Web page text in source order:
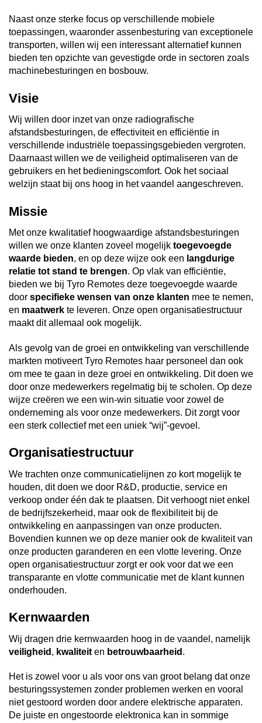
Naast onze sterke focus op verschillende mobiele
toepassingen, waaronder assenbesturing van exceptionele
transporten, willen wij een interessant alternatief kunnen
bieden ten opzichte van gevestigde orde in sectoren zoals
machinebesturingen en bosbouw.
Visie
Wij willen door inzet van onze radiografische
afstandsbesturingen, de effectiviteit en efficiëntie in
verschillende industriële toepassingsgebieden vergroten.
Daarnaast willen we de veiligheid optimaliseren van de
gebruikers en het bedieningscomfort. Ook het sociaal
welzijn staat bij ons hoog in het vaandel aangeschreven.
Missie
Met onze kwalitatief hoogwaardige afstandsbesturingen
willen we onze klanten zoveel mogelijk toegevoegde
waarde bieden, en op deze wijze ook een langdurige
relatie tot stand te brengen. Op vlak van efficiëntie,
bieden we bij Tyro Remotes deze toegevoegde waarde
door specifieke wensen van onze klanten mee te nemen,
en maatwerk te leveren. Onze open organisatiestructuur
maakt dit allemaal ook mogelijk.
Als gevolg van de groei en ontwikkeling van verschillende
markten motiveert Tyro Remotes haar personeel dan ook
om mee te gaan in deze groei en ontwikkeling. Dit doen we
door onze medewerkers regelmatig bij te scholen. Op deze
wijze creëren we een win-win situatie voor zowel de
onderneming als voor onze medewerkers. Dit zorgt voor
een sterk collectief met een uniek “wij”-gevoel.
Organisatiestructuur
We trachten onze communicatielijnen zo kort mogelijk te
houden, dit doen we door R&D, productie, service en
verkoop onder één dak te plaatsen. Dit verhoogt niet enkel
de bedrijfszekerheid, maar ook de flexibiliteit bij de
ontwikkeling en aanpassingen van onze producten.
Bovendien kunnen we op deze manier ook de kwaliteit van
onze producten garanderen en een vlotte levering. Onze
open organisatiestructuur zorgt er ook voor dat we een
transparante en vlotte communicatie met de klant kunnen
onderhouden.
Kernwaarden
Wij dragen drie kernwaarden hoog in de vaandel, namelijk
veiligheid , kwaliteit en betrouwbaarheid .
Het is zowel voor u als voor ons van groot belang dat onze
besturingssystemen zonder problemen werken en vooral
niet gestoord worden door andere elektrische apparaten.
De juiste en ongestoorde elektronica kan in sommige